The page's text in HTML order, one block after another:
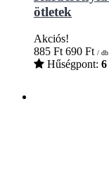
ötletek
Akciós!
885 Ft 690 Ft / db
Hűségpont: 6